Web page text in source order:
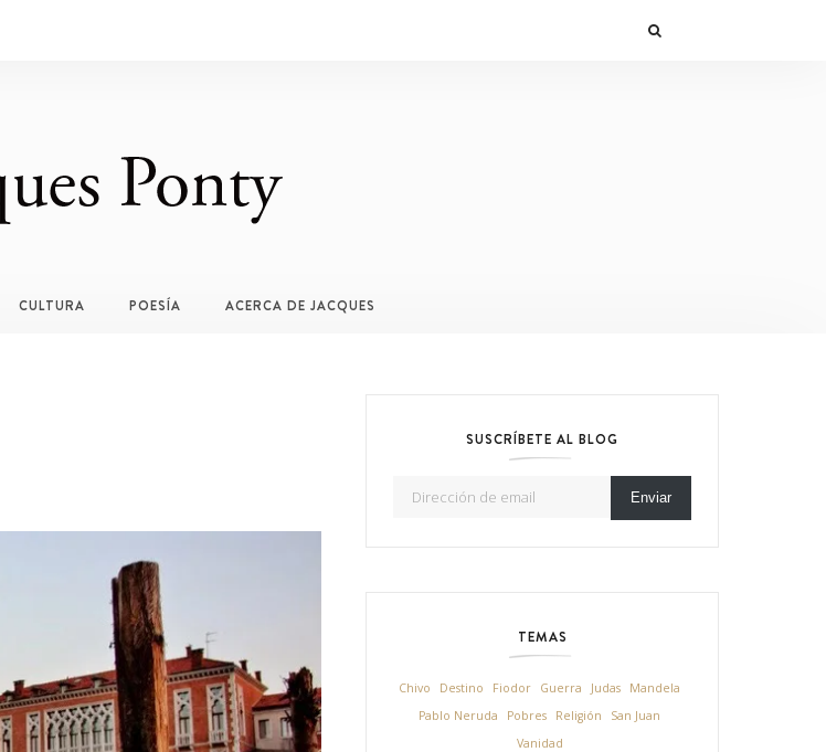
CULTURA POESÍA ACERCA DE JACQUES
SUSCRÍBETE AL BLOG
Enviar
TEMAS
Chivo Destino Fiodor Guerra Judas
Mandela
Pablo Neruda
Pobres Religión
San Juan
Vanidad